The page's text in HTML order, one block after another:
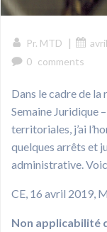
Pr. MTD |
0 comments
Dans le cadre de la
Semaine Juridique
territoriales, j’ai
quelques arrêts et
administrative.
CE, 16 avril 2019,
Non applicabilité